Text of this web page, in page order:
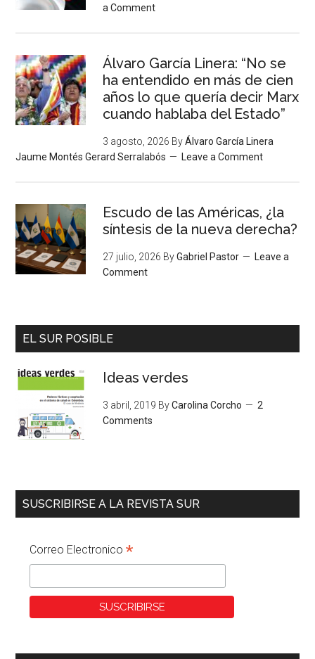
a Comment
Álvaro García Linera: “No se
ha entendido en más de cien
años lo que quería decir Marx
cuando hablaba del Estado”
3 agosto, 2026 ByÁlvaro García Linera
Jaume Montés Gerard Serralabós
Leave a Comment
Escudo de las Américas, ¿la
síntesis de la nueva derecha?
27 julio, 2026 ByGabriel Pastor
Leave a
Comment
EL SUR POSIBLE
Ideas verdes
3 abril, 2019 ByCarolina Corcho
2
Comments
SUSCRIBIRSE A LA REVISTA SUR
Correo Electronico*